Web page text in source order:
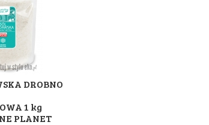
DROBNO
1 kg
PLANET